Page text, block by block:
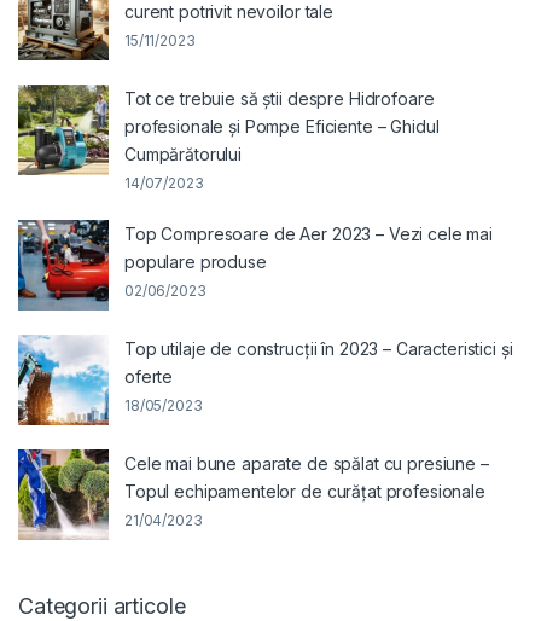
curent potrivit nevoilor tale
15/11/2023
Tot ce trebuie să știi despre Hidrofoare
profesionale și Pompe Eficiente – Ghidul
Cumpărătorului
14/07/2023
Top Compresoare de Aer 2023 – Vezi cele mai
populare produse
02/06/2023
Top utilaje de construcții în 2023 – Caracteristici și
oferte
18/05/2023
Cele mai bune aparate de spălat cu presiune –
Topul echipamentelor de curățat profesionale
21/04/2023
Categorii articole